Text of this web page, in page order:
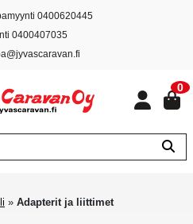
0400620445
0400407035
0
» Adapterit ja liittimet